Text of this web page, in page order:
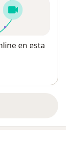
en esta